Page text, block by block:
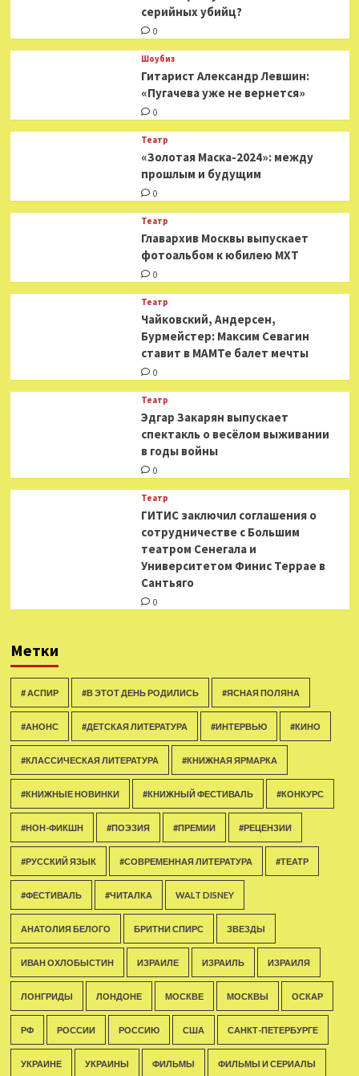
серийных убийц?
0
Шоубиз
Гитарист Александр Левшин:
«Пугачева уже не вернется»
0
Театр
«Золотая Маска-2024»: между
прошлым и будущим
0
Театр
​​Главархив Москвы выпускает
фотоальбом к юбилею МХТ
0
Театр
​​Чайковский, Андерсен,
Бурмейстер: Максим Севагин
ставит в МАМТе балет мечты
0
Театр
Эдгар Закарян выпускает
спектакль о весёлом выживании
в годы войны
0
Театр
ГИТИС заключил соглашения о
сотрудничестве с Большим
театром Сенегала и
Университетом Финис Террае в
Сантьяго
0
Метки
# АСПИР #В ЭТОТ ДЕНЬ РОДИЛИСЬ #ЯСНАЯ ПОЛЯНА
#АНОНС #ДЕТСКАЯ ЛИТЕРАТУРА #ИНТЕРВЬЮ #КИНО
#КЛАССИЧЕСКАЯ ЛИТЕРАТУРА #КНИЖНАЯ ЯРМАРКА
#КНИЖНЫЕ НОВИНКИ #КНИЖНЫЙ ФЕСТИВАЛЬ #КОНКУРС
#НОН-ФИКШН #ПОЭЗИЯ #ПРЕМИИ #РЕЦЕНЗИИ
#РУССКИЙ ЯЗЫК #СОВРЕМЕННАЯ ЛИТЕРАТУРА #ТЕАТР
#ФЕСТИВАЛЬ #ЧИТАЛКА WALT DISNEY
АНАТОЛИЯ БЕЛОГО БРИТНИ СПИРС ЗВЕЗДЫ
ИВАН ОХЛОБЫСТИН ИЗРАИЛЕ ИЗРАИЛЬ ИЗРАИЛЯ
ЛОНГРИДЫ ЛОНДОНЕ МОСКВЕ МОСКВЫ ОСКАР
РФ РОССИИ РОССИЮ США САНКТ-ПЕТЕРБУРГЕ
УКРАИНЕ УКРАИНЫ ФИЛЬМЫ ФИЛЬМЫ И СЕРИАЛЫ